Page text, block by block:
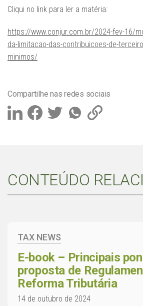
Cliqui no link para ler a matéria:
https://www.conjur.com.br/2024-fev-16/
da-limitacao-das-contribuicoes-de-
minimos/
Compartilhe nas redes sociais
CONTEÚDO
TAX NEWS
E-book – Principais
proposta de
Reforma Tributária
14 de outubro de 2024